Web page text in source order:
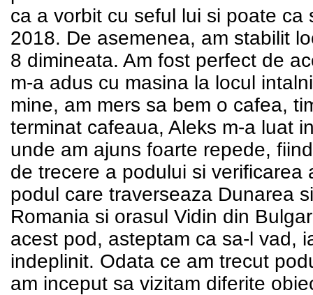
ca a vorbit cu seful lui si poate
2018. De asemenea, am stabilit
8 dimineata. Am fost perfect de
m-a adus cu masina la locul
mine, am mers sa bem o cafea,
terminat cafeaua, Aleks m-a luat
unde am ajuns foarte repede,
de trecere a podului si
podul care traverseaza Dunarea
Romania si orasul Vidin din
acest pod, asteptam ca sa-l vad,
indeplinit. Odata ce am trecut
am inceput sa vizitam diferite